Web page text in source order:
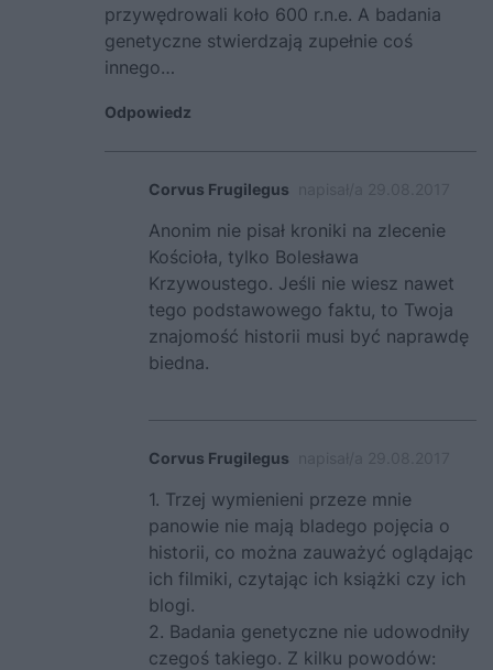
przywędrowali koło 600 r.n.e. A badania
genetyczne stwierdzają zupełnie coś
innego…
Odpowiedz
Corvus Frugilegus
Anonim nie pisał kroniki na zlecenie
Kościoła, tylko Bolesława
Krzywoustego. Jeśli nie wiesz nawet
tego podstawowego faktu, to Twoja
znajomość historii musi być naprawdę
biedna.
Corvus Frugilegus
1. Trzej wymienieni przeze mnie
panowie nie mają bladego pojęcia o
historii, co można zauważyć oglądając
ich filmiki, czytając ich książki czy ich
blogi.
2. Badania genetyczne nie udowodniły
czegoś takiego. Z kilku powodów: